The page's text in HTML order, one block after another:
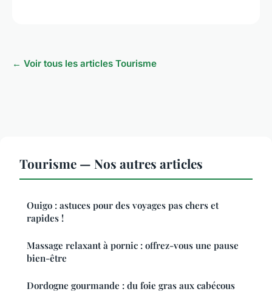
← Voir tous les articles Tourisme
Tourisme — Nos autres articles
Ouigo : astuces pour des voyages pas chers et
rapides !
Massage relaxant à pornic : offrez-vous une pause
bien-être
Dordogne gourmande : du foie gras aux cabécous